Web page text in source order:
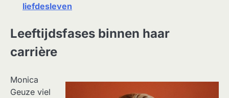
liefdesleven
Leeftijdsfases binnen haar
carrière
Monica
Geuze viel